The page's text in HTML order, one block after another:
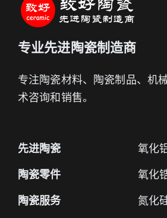
专业先进陶瓷制造商
专注陶瓷材料、陶瓷制品、机
术咨询和销售。
先进陶瓷
陶瓷零件
陶瓷服务
氧化
氧化
氮化